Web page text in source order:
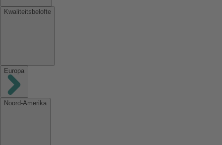
Kwaliteitsbelofte
Europa
Noord-Amerika